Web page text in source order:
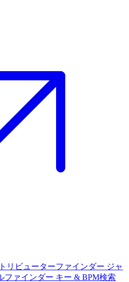
リビューターファインダー ジャ
ファインダー キー & BPM検索